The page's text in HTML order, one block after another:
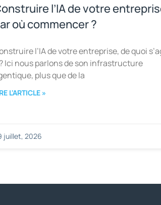
l’IA de votre
où commencer ?
l’IA de votre entreprise, de quoi
Ici nous parlons de son infrastructure
plus que de la
L'ARTICLE »
juillet, 2026